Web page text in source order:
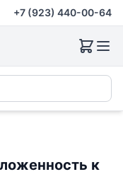
+7 (923) 440-00-64
к